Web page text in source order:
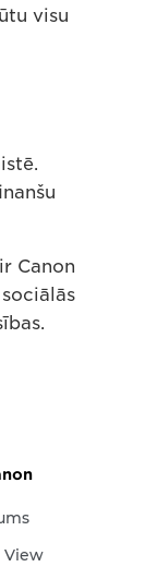
visu
Canon
View